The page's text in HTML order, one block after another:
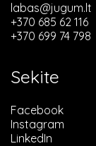
labas@jugum.lt
+370 685 62 116
+370 699 74 798
Sekite
Facebook
Instagram
LinkedIn